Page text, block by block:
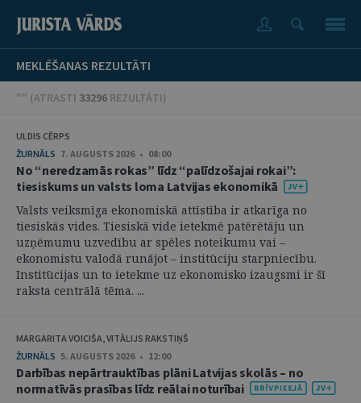
MEKLĒŠANAS REZULTĀTI
"" (ATRASTI 33296 REZULTĀTI)
ULDIS CĒRPS
ŽURNĀLS 7. AUGUSTS 2026 • 08:00
No “neredzamās rokas” līdz “palīdzošajai rokai”:
tiesiskums un valsts loma Latvijas ekonomikā
Valsts veiksmīga ekonomiskā attīstība ir atkarīga no
tiesiskās vides. Tiesiskā vide ietekmē patērētāju un
uzņēmumu uzvedību ar spēles noteikumu vai –
ekonomistu valodā runājot – institūciju starpniecību.
Institūcijas un to ietekme uz ekonomisko izaugsmi ir šī
raksta centrālā tēma. ...
MARGARITA VOICIŠA, VITĀLIJS RAKSTIŅŠ
ŽURNĀLS 5. AUGUSTS 2026 • 12:00
Darbības nepārtrauktības plāni Latvijas skolās – no
normatīvās prasības līdz reālai noturībai